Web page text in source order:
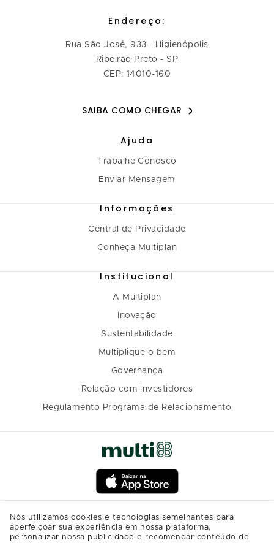
Endereço:
Rua São José, 933 - Higienópolis
Ribeirão Preto - SP
CEP: 14010-160
SAIBA COMO CHEGAR
Ajuda
Trabalhe Conosco
Enviar Mensagem
Informações
Central de Privacidade
Conheça Multiplan
Institucional
A Multiplan
Inovação
Sustentabilidade
Multiplique o bem
Governança
Relação com investidores
Regulamento Programa de Relacionamento
Nós utilizamos cookies e tecnologias semelhantes para
aperfeiçoar sua experiência em nossa plataforma,
personalizar nossa publicidade e recomendar conteúdo de